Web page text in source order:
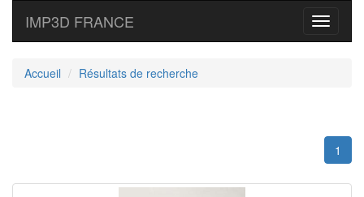
Toggle
IMP3D FRANCE
Accueil Résultats de recherche
1